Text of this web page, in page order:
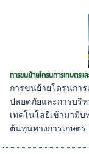
การขนย้ายโดรนการเกษตรแ
การขนย้ายโดรนการ
ปลอดภัยและการบริ
เทคโนโลยีเข้ามามี
ต้นทุนทางการเกษตร